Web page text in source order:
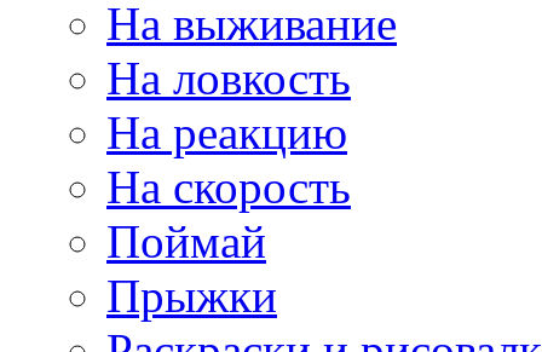
На выживание
На ловкость
На реакцию
На скорость
Поймай
Прыжки